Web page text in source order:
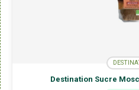
Destination Sucre